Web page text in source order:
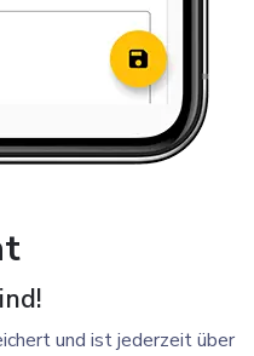
und ist jederzeit über